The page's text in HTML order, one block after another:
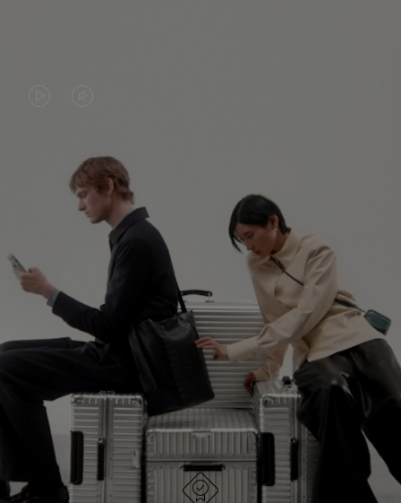
NÃO
ESTÁ
PAUSADO,
PRESSIONE
PARA
PAUSÁ-
ESTÁ
SEM
SOM.
POR
FAVOR,
CLIQUE
ATIVÁ-
LO
CONTINUE SUA JORNADA DE
DESCOBERTA
EXPLORE TODAS AS BOLSAS RIMOWA